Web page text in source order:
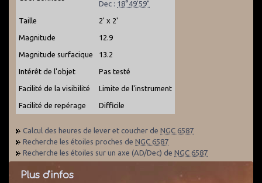
Dec : 18°49'59"
Taille 2' x 2'
Magnitude 12.9
Magnitude surfacique 13.2
Intérêt de l'objet Pas testé
Facilité de la visibilité Limite de l'instrument
Facilité de repérage Difficile
Calcul des heures de lever et coucher de NGC 6587
Recherche les étoiles proches de NGC 6587
Recherche les étoiles sur un axe (AD/Dec) de NGC 6587
Plus d'infos